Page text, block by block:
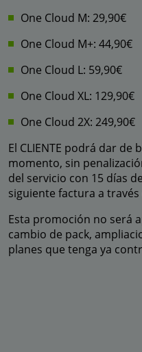
One Cloud M: 29,90€
One Cloud M+: 44,90€
One Cloud L: 59,90€
One Cloud XL: 129,90€
One Cloud 2X: 249,90€
El CLIENTE podrá dar
momento, sin
del servicio con 15 días
siguiente factura a
Esta promoción no será
cambio de pack,
planes que tenga ya